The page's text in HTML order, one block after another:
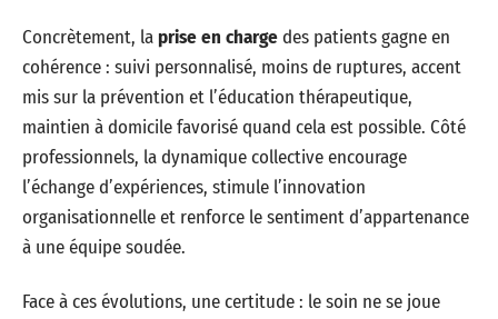
Concrètement, laprise en chargedes patients gagne en
cohérence : suivi personnalisé, moins de ruptures, accent
mis sur la prévention et l’éducation thérapeutique,
maintien à domicile favorisé quand cela est possible. Côté
professionnels, la dynamique collective encourage
l’échange d’expériences, stimule l’innovation
organisationnelle et renforce le sentiment d’appartenance
à une équipe soudée.
Face à ces évolutions, une certitude : le soin ne se joue